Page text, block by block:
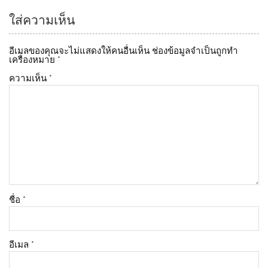
ใส่ความเห็น
อีเมลของคุณจะไม่แสดงให้คนอื่นเห็น ช่องข้อมูลจำเป็นถูกทำ
เครื่องหมาย *
ความเห็น *
ชื่อ *
อีเมล *